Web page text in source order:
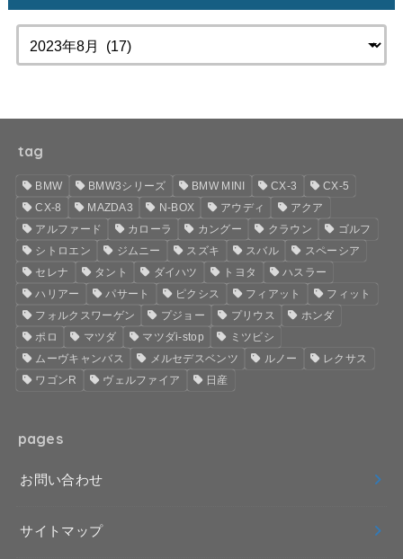
tag
BMW BMW3シリーズ BMW MINI CX-3
CX-5
CX-8
MAZDA3 N-BOX アウディ
アクア
アルファード
カローラ カングー クラウン
ゴルフ
シトロエン
ジムニー スズキ スバル
スペーシア
セレナ
タント ダイハツ トヨタ
ハスラー
ハリアー
パサート ピクシス フィアット
フィット
フォルクスワーゲン
プジョー プリウス
ホンダ
ポロ
マツダ マツダi-stop
ミツビシ
ムーヴキャンバス
メルセデスベンツ ルノー
レクサス
ワゴンR
ヴェルファイア 日産
pages
お問い合わせ
サイトマップ